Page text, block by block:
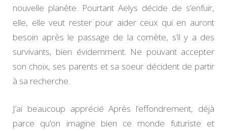
nouvelle planète. Pourtant Aelys décide de s’enfuir,
elle, elle veut rester pour aider ceux qui en auront
besoin après le passage de la comète, s’il y a des
survivants, bien évidemment. Ne pouvant accepter
son choix, ses parents et sa soeur décident de partir
à sa recherche.
J’ai beaucoup apprécié Après l’effondrement, déjà
parce qu’on imagine bien ce monde futuriste et